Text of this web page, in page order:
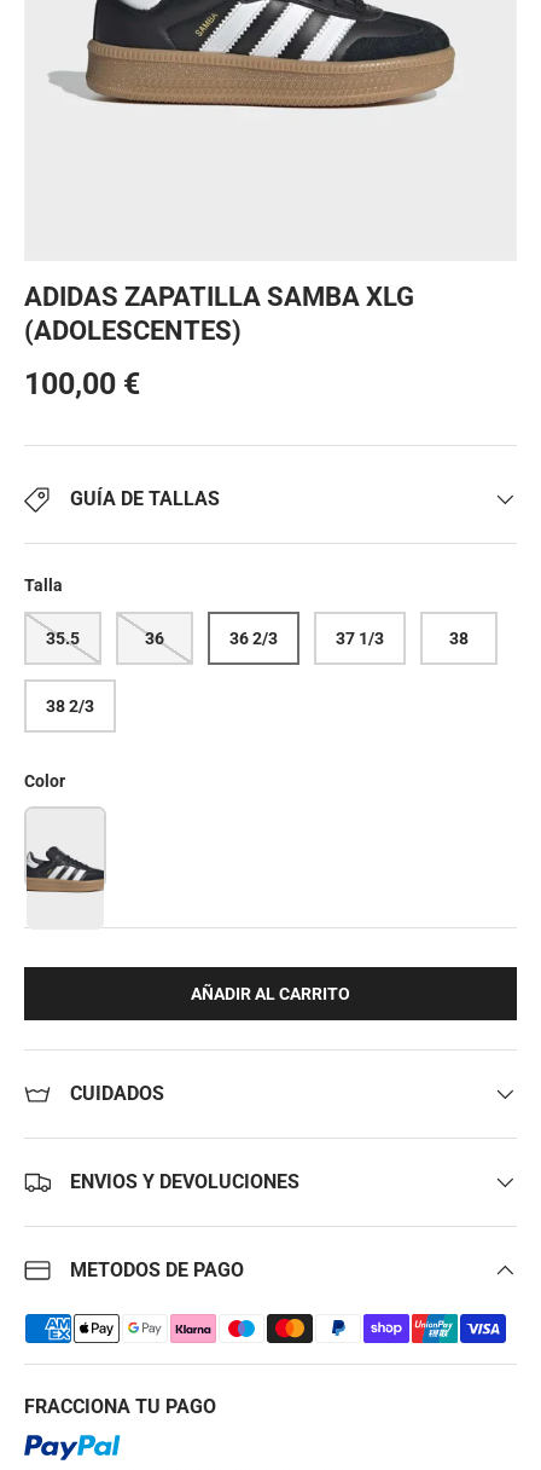
ADIDAS ZAPATILLA SAMBA XLG
(ADOLESCENTES)
100,00 €
GUÍA DE TALLAS
Talla
35.5 36 36 2/3 37 1/3 38
38 2/3
Color
AÑADIR AL CARRITO
CUIDADOS
ENVIOS Y DEVOLUCIONES
METODOS DE PAGO
FRACCIONA TU PAGO